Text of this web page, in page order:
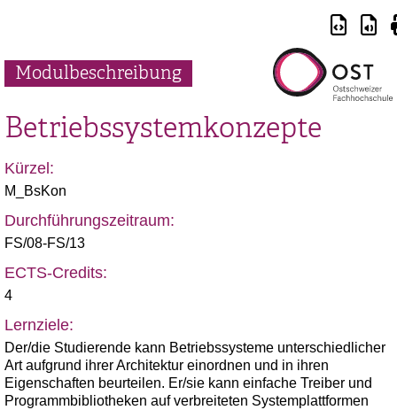
Modulbeschreibung
Betriebssystemkonzepte
Kürzel:
M_BsKon
Durchführungszeitraum:
FS/08-FS/13
ECTS-Credits:
4
Lernziele:
Der/die Studierende kann Betriebssysteme unterschiedlicher
Art aufgrund ihrer Architektur einordnen und in ihren
Eigenschaften beurteilen. Er/sie kann einfache Treiber und
Programmbibliotheken auf verbreiteten Systemplattformen